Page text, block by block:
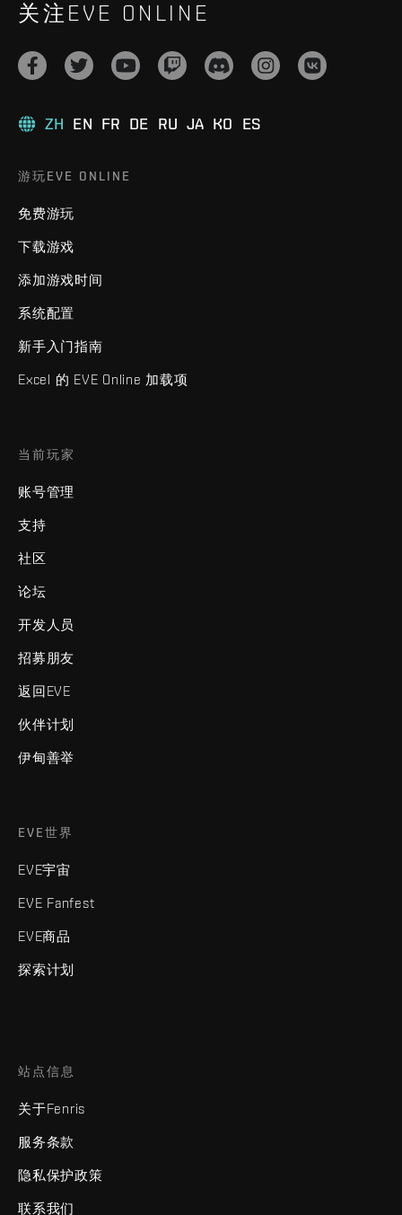
关注EVE ONLINE
ZH EN FR DE RU JA KO ES
游玩EVE ONLINE
免费游玩
下载游戏
添加游戏时间
系统配置
新手入门指南
Excel 的 EVE Online 加载项
当前玩家
账号管理
支持
社区
论坛
开发人员
招募朋友
返回EVE
伙伴计划
伊甸善举
EVE世界
EVE宇宙
EVE Fanfest
EVE商品
探索计划
站点信息
关于Fenris
服务条款
隐私保护政策
联系我们